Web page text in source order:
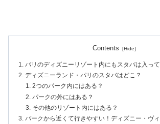
Contents
パリのディズニーリゾート内にもスタバは入って
ディズニーランド・パリのスタバはどこ？
2つのパーク内にはある？
パークの外にはある？
その他のリゾート内にはある？
パークから近くて行きやすい！ディズニー・ヴ